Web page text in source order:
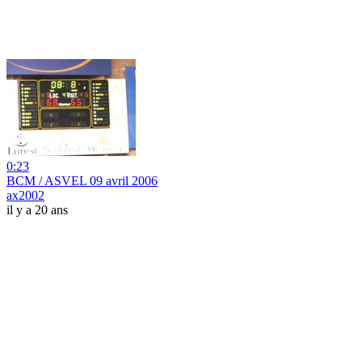
0:23
BCM / ASVEL 09 avril 2006
ax2002
il y a 20 ans